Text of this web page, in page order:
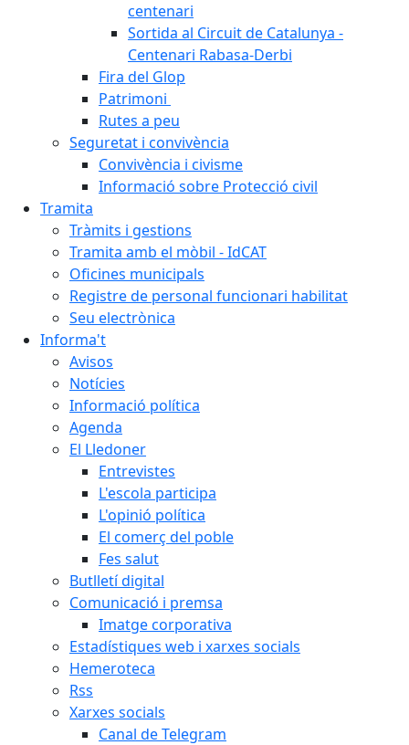
centenari
Sortida al Circuit de Catalunya -
Centenari Rabasa-Derbi
Fira del Glop
Patrimoni
Rutes a peu
Seguretat i convivència
Convivència i civisme
Informació sobre Protecció civil
Tramita
Tràmits i gestions
Tramita amb el mòbil - IdCAT
Oficines municipals
Registre de personal funcionari habilitat
Seu electrònica
Informa't
Avisos
Notícies
Informació política
Agenda
El Lledoner
Entrevistes
L'escola participa
L'opinió política
El comerç del poble
Fes salut
Butlletí digital
Comunicació i premsa
Imatge corporativa
Estadístiques web i xarxes socials
Hemeroteca
Rss
Xarxes socials
Canal de Telegram